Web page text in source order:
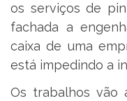
os serviços de
fachada a
caixa de uma
está impedindo a
Os trabalhos vão